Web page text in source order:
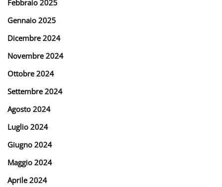
Febbraio 2025
Gennaio 2025
Dicembre 2024
Novembre 2024
Ottobre 2024
Settembre 2024
Agosto 2024
Luglio 2024
Giugno 2024
Maggio 2024
Aprile 2024